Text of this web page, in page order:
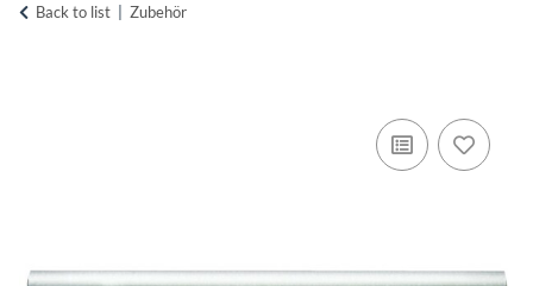
Back to list Zubehör